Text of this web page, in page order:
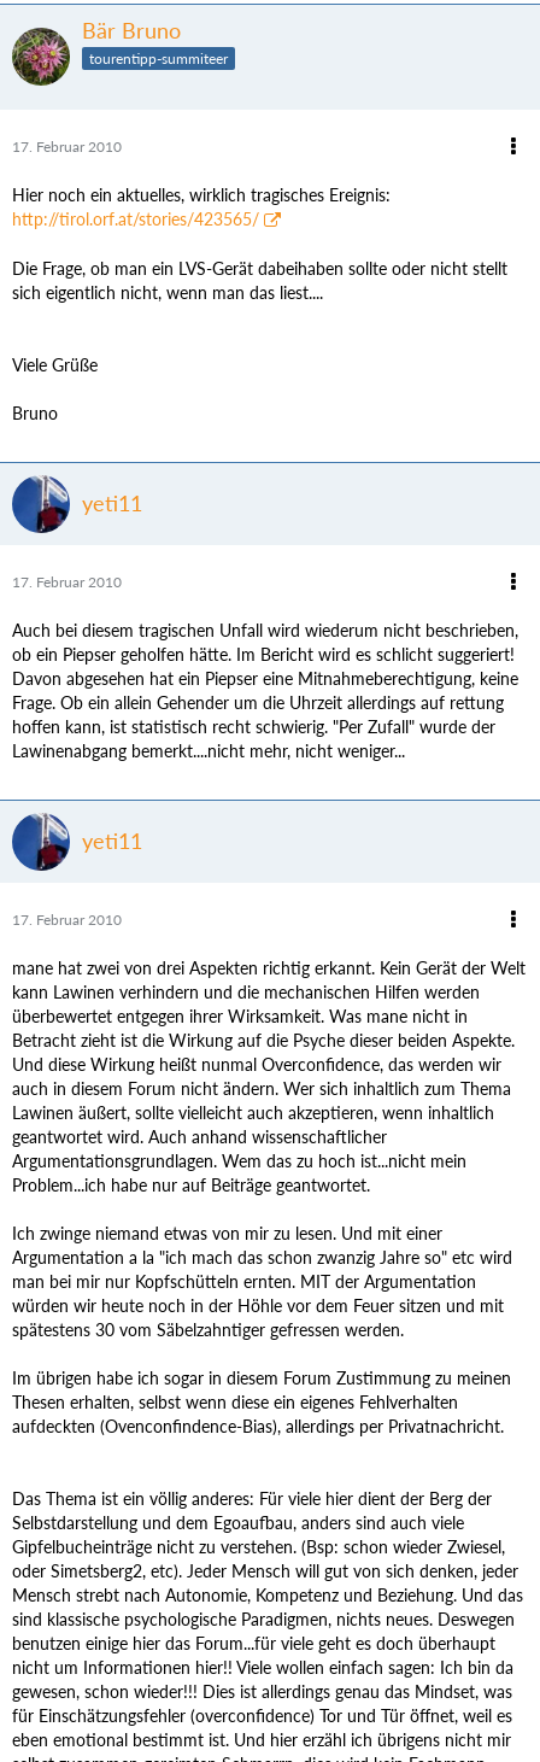
Bär Bruno
tourentipp-summiteer
17. Februar 2010
Hier noch ein aktuelles, wirklich tragisches Ereignis:
http://tirol.orf.at/stories/423565/
Die Frage, ob man ein LVS-Gerät dabeihaben sollte oder nicht stellt
sich eigentlich nicht, wenn man das liest....
Viele Grüße
Bruno
yeti11
17. Februar 2010
Auch bei diesem tragischen Unfall wird wiederum nicht beschrieben,
ob ein Piepser geholfen hätte. Im Bericht wird es schlicht suggeriert!
Davon abgesehen hat ein Piepser eine Mitnahmeberechtigung, keine
Frage. Ob ein allein Gehender um die Uhrzeit allerdings auf rettung
hoffen kann, ist statistisch recht schwierig. "Per Zufall" wurde der
Lawinenabgang bemerkt....nicht mehr, nicht weniger...
yeti11
17. Februar 2010
mane hat zwei von drei Aspekten richtig erkannt. Kein Gerät der Welt
kann Lawinen verhindern und die mechanischen Hilfen werden
überbewertet entgegen ihrer Wirksamkeit. Was mane nicht in
Betracht zieht ist die Wirkung auf die Psyche dieser beiden Aspekte.
Und diese Wirkung heißt nunmal Overconfidence, das werden wir
auch in diesem Forum nicht ändern. Wer sich inhaltlich zum Thema
Lawinen äußert, sollte vielleicht auch akzeptieren, wenn inhaltlich
geantwortet wird. Auch anhand wissenschaftlicher
Argumentationsgrundlagen. Wem das zu hoch ist...nicht mein
Problem...ich habe nur auf Beiträge geantwortet.
Ich zwinge niemand etwas von mir zu lesen. Und mit einer
Argumentation a la "ich mach das schon zwanzig Jahre so" etc wird
man bei mir nur Kopfschütteln ernten. MIT der Argumentation
würden wir heute noch in der Höhle vor dem Feuer sitzen und mit
spätestens 30 vom Säbelzahntiger gefressen werden.
Im übrigen habe ich sogar in diesem Forum Zustimmung zu meinen
Thesen erhalten, selbst wenn diese ein eigenes Fehlverhalten
aufdeckten (Ovenconfindence-Bias), allerdings per Privatnachricht.
Das Thema ist ein völlig anderes: Für viele hier dient der Berg der
Selbstdarstellung und dem Egoaufbau, anders sind auch viele
Gipfelbucheinträge nicht zu verstehen. (Bsp: schon wieder Zwiesel,
oder Simetsberg2, etc). Jeder Mensch will gut von sich denken, jeder
Mensch strebt nach Autonomie, Kompetenz und Beziehung. Und das
sind klassische psychologische Paradigmen, nichts neues. Deswegen
benutzen einige hier das Forum...für viele geht es doch überhaupt
nicht um Informationen hier!! Viele wollen einfach sagen: Ich bin da
gewesen, schon wieder!!! Dies ist allerdings genau das Mindset, was
für Einschätzungsfehler (overconfidence) Tor und Tür öffnet, weil es
eben emotional bestimmt ist. Und hier erzähl ich übrigens nicht mir